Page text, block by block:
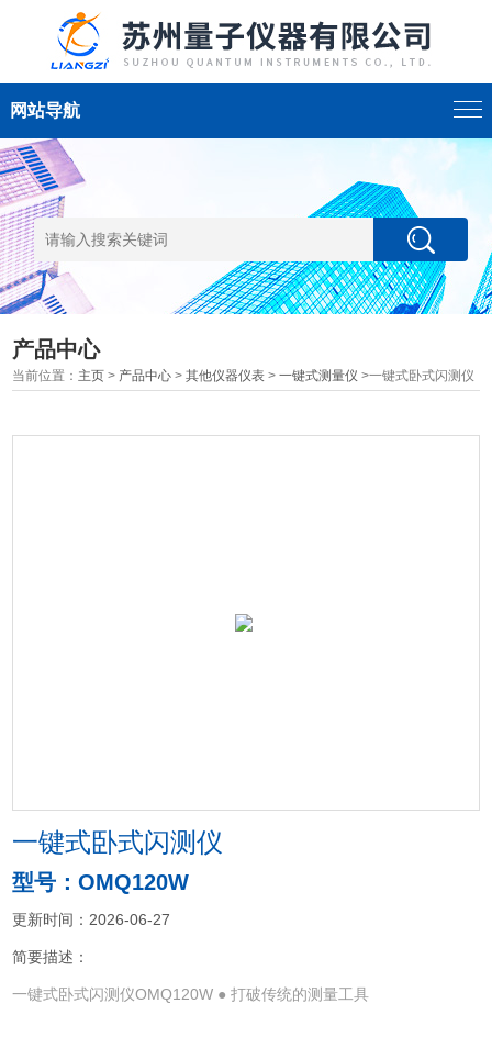
网站导航
产品中心
当前位置： 主页 > 产品中心 >其他仪器仪表 >一键式测量仪 >一键式卧式闪测仪
一键式卧式闪测仪
型号：OMQ120W
更新时间：2026-06-27
简要描述：
一键式卧式闪测仪OMQ120W ● 打破传统的测量工具